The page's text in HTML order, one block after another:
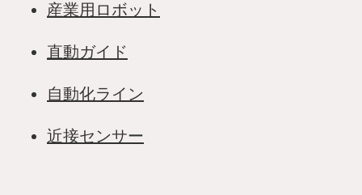
産業用ロボット
直動ガイド
自動化ライン
近接センサー